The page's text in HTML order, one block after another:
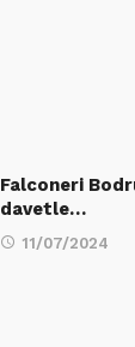
Falconeri
davetle…
11/07/2024